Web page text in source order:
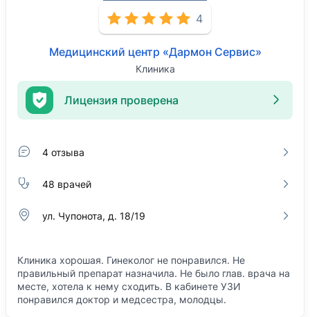
4
Медицинский центр «Дармон Сервис»
Клиника
Лицензия проверена
4 отзыва
48 врачей
ул. Чупонота, д. 18/19
Клиника хорошая. Гинеколог не понравился. Не
правильный препарат назначила. Не было глав. врача на
месте, хотела к нему сходить. В кабинете УЗИ
понравился доктор и медсестра, молодцы.